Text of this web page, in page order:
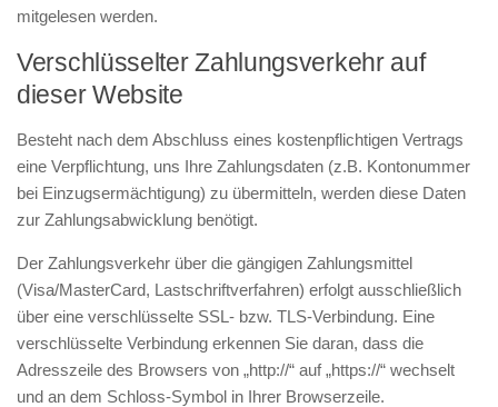
mitgelesen werden.
Verschlüsselter Zahlungsverkehr auf
dieser Website
Besteht nach dem Abschluss eines kostenpflichtigen Vertrags
eine Verpflichtung, uns Ihre Zahlungsdaten (z.B. Kontonummer
bei Einzugsermächtigung) zu übermitteln, werden diese Daten
zur Zahlungsabwicklung benötigt.
Der Zahlungsverkehr über die gängigen Zahlungsmittel
(Visa/MasterCard, Lastschriftverfahren) erfolgt ausschließlich
über eine verschlüsselte SSL- bzw. TLS-Verbindung. Eine
verschlüsselte Verbindung erkennen Sie daran, dass die
Adresszeile des Browsers von „http://“ auf „https://“ wechselt
und an dem Schloss-Symbol in Ihrer Browserzeile.